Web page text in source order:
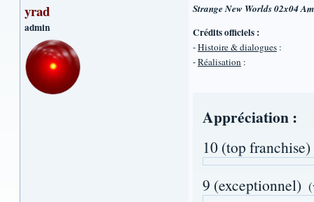
yrad
admin
Strange New Worlds 02x04
Crédits officiels :
-Histoire & dialogues :
-Réalisation :
Appréciation :
10 (top franchise)
9 (exceptionnel)